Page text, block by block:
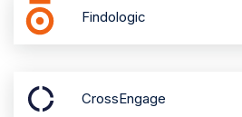
Findologic
CrossEngage